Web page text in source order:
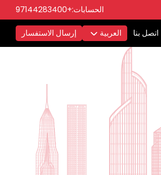
الحسابات:+97144283400
اتصل بنا العربية إرسال الاستفسار